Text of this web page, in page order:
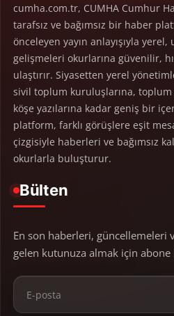
cumha.com.tr, CUMHA Cumhur
tarafsız ve bağımsız bir haber
önceleyen yayın anlayışıyla
gelişmeleri okurlarına güvenilir,
ulaştırır. Siyasetten yerel
sivil toplum kuruluşlarına, toplum
köşe yazılarına kadar geniş bir
platform, farklı görüşlere eşit
çizgisiyle haberleri ve bağımsız
okurlarla buluşturur.
Bülten
En son haberleri, güncellemeleri
gelen kutunuza almak için abone